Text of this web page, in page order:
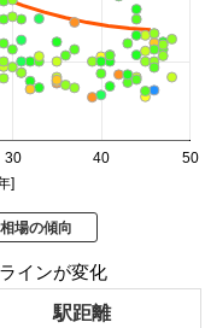
30 40 50
]
場の傾向
インが変化
駅距離